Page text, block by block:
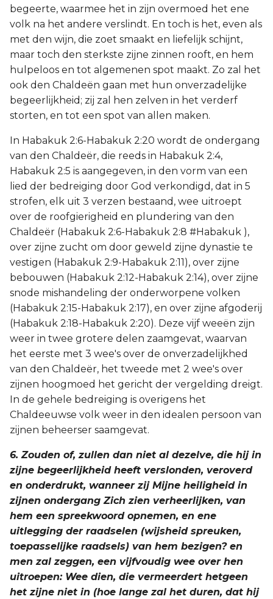
begeerte, waarmee het in zijn overmoed het ene
volk na het andere verslindt. En toch is het, even als
met den wijn, die zoet smaakt en liefelijk schijnt,
maar toch den sterkste zijne zinnen rooft, en hem
hulpeloos en tot algemenen spot maakt. Zo zal het
ook den Chaldeën gaan met hun onverzadelijke
begeerlijkheid; zij zal hen zelven in het verderf
storten, en tot een spot van allen maken.
In Habakuk 2:6-Habakuk 2:20 wordt de ondergang
van den Chaldeër, die reeds in Habakuk 2:4,
Habakuk 2:5 is aangegeven, in den vorm van een
lied der bedreiging door God verkondigd, dat in 5
strofen, elk uit 3 verzen bestaand, wee uitroept
over de roofgierigheid en plundering van den
Chaldeër (Habakuk 2:6-Habakuk 2:8 #Habakuk ),
over zijne zucht om door geweld zijne dynastie te
vestigen (Habakuk 2:9-Habakuk 2:11), over zijne
bebouwen (Habakuk 2:12-Habakuk 2:14), over zijne
snode mishandeling der onderworpene volken
(Habakuk 2:15-Habakuk 2:17), en over zijne afgoderij
(Habakuk 2:18-Habakuk 2:20). Deze vijf weeën zijn
weer in twee grotere delen zaamgevat, waarvan
het eerste met 3 wee's over de onverzadelijkhed
van den Chaldeër, het tweede met 2 wee's over
zijnen hoogmoed het gericht der vergelding dreigt.
In de gehele bedreiging is overigens het
Chaldeeuwse volk weer in den idealen persoon van
zijnen beheerser saamgevat.
6. Zouden of, zullen dan niet al dezelve, die hij in
zijne begeerlijkheid heeft verslonden, veroverd
en onderdrukt, wanneer zij Mijne heiligheid in
zijnen ondergang Zich zien verheerlijken, van
hem een spreekwoord opnemen, en ene
uitlegging der raadselen (wijsheid spreuken,
toepasselijke raadsels) van hem bezigen? en
men zal zeggen, een vijfvoudig wee over hen
uitroepen: Wee dien, die vermeerdert hetgeen
het zijne niet in (hoe lange zal het duren, dat hij